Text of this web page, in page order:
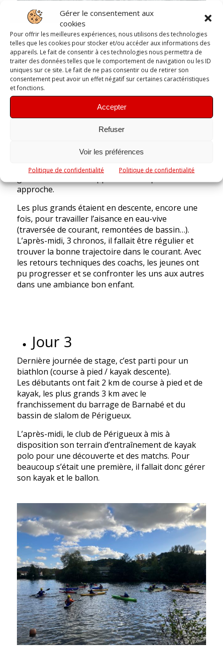
Gérer le consentement aux
cookies
Pour offrir les meilleures expériences, nous utilisons des technologies
telles que les cookies pour stocker et/ou accéder aux informations des
appareils. Le fait de consentir à ces technologies nous permettra de
traiter des données telles que le comportement de navigation ou les ID
uniques sur ce site. Le fait de ne pas consentir ou de retirer son
consentement peut avoir un effet négatif sur certaines caractéristiques
et fonctions.
Accepter
Refuser
Voir les préférences
Politique de confidentialité Politique de confidentialité
Jour 2
Manque d’eau sur tout le département pour
découvrir la pratique en eau-vive. Alors direction le
Lot-Et-Garonne à Tonneins sur le site des Roches.
Pour les débutants, c’était un première approche
de l’eau-vive en slalom ou bateau plastique, les
prendre confiance dans le courant lisse. L’après-
franchis leurs premières vagues. Eclaboussés et
parfois même la tête sous l’eau, ils ont tous
approche.
Les plus grands étaient en descente, encore une
fois, pour travailler l’aisance en eau-vive
(traversée de courant, remontées de bassin…).
L’après-midi, 3 chronos, il fallait être régulier et
trouver la bonne trajectoire dans le courant. Avec
les retours techniques des coachs, les jeunes ont
pu progresser et se confronter les uns aux autres
dans une ambiance bon enfant.
Jour 3
Dernière journée de stage, c’est parti pour un
biathlon (course à pied / kayak descente).
Les débutants ont fait 2 km de course à pied et de
kayak, les plus grands 3 km avec le
franchissement du barrage de Barnabé et du
bassin de slalom de Périgueux.
L’après-midi, le club de Périgueux à mis à
disposition son terrain d’entraînement de kayak
polo pour une découverte et des matchs. Pour
beaucoup s’était une première, il fallait donc gérer
son kayak et le ballon.